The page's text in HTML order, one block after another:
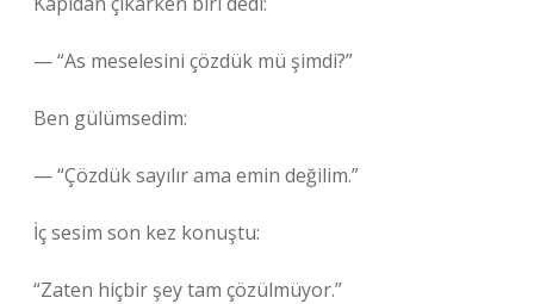
— “As meselesini çözdük mü şimdi?”
Ben gülümsedim:
— “Çözdük sayılır ama emin değilim.”
İç sesim son kez konuştu:
“Zaten hiçbir şey tam çözülmüyor.”